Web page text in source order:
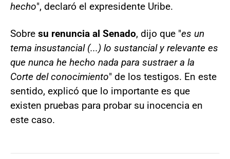
hecho", declaró el expresidente Uribe.
Sobre su renuncia al Senado, dijo que "es un
tema insustancial (...) lo sustancial y relevante es
que nunca he hecho nada para sustraer a la
Corte del conocimiento" de los testigos. En este
sentido, explicó que lo importante es que
existen pruebas para probar su inocencia en
este caso.